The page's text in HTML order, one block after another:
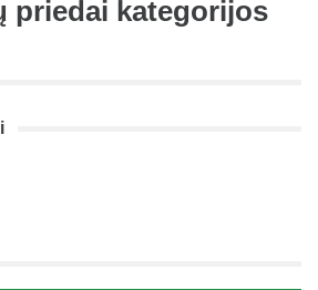
priedai kategorijos